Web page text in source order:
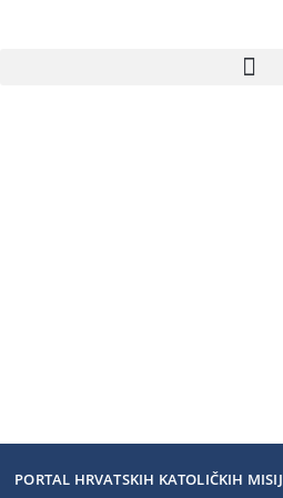
PORTAL HRVATSKIH KATOLIČKIH